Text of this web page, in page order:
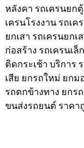
หลังคา รถเครนยก
เครนโรงงาน รถเ
ยกเสา รถเครนยก
ก่อสร้าง รถเครนเล็
ติดกระเช้าบริการ
เสีย ยกรถใหม่ ยก
รถตกข้างทาง ยกร
ขนส่งรถยนต์ ราคา